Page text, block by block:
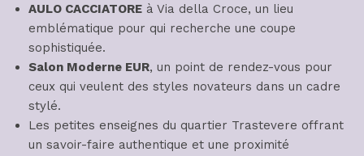
AULO CACCIATORE à Via della Croce, un lieu
emblématique pour qui recherche une coupe
sophistiquée.
Salon Moderne EUR, un point de rendez-vous pour
ceux qui veulent des styles novateurs dans un cadre
stylé.
Les petites enseignes du quartier Trastevere offrant
un savoir-faire authentique et une proximité